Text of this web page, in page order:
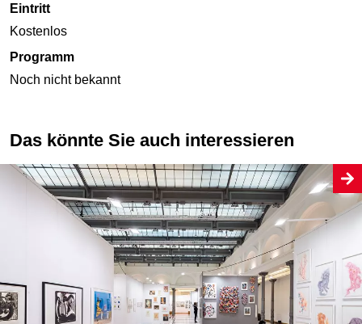
Eintritt
Kostenlos
Programm
Noch nicht bekannt
Das könnte Sie auch interessieren